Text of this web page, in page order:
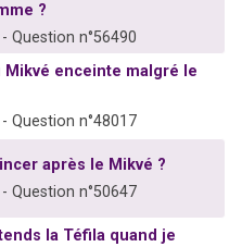
?
Question n°56490
Mikvé enceinte malgré le
Question n°48017
après le Mikvé ?
Question n°50647
la Téfila quand je